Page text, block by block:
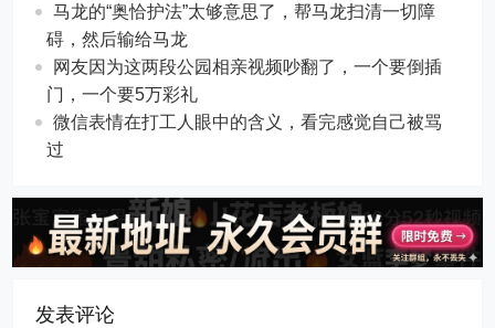
马龙的“奥恰护法”太够意思了，帮马龙扫清一切障
碍，然后输给马龙
网友因为这两段公园相亲视频吵翻了，一个要倒插
门，一个要5万彩礼
微信表情在打工人眼中的含义，看完感觉自己被骂
过
发表评论